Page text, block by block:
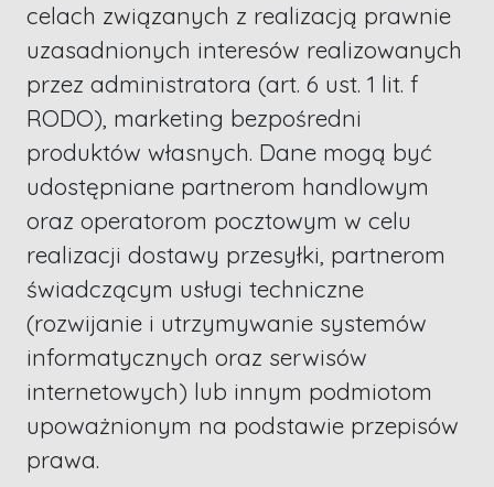
celach związanych z realizacją prawnie
uzasadnionych interesów realizowanych
przez administratora (art. 6 ust. 1 lit. f
RODO), marketing bezpośredni
produktów własnych. Dane mogą być
udostępniane partnerom handlowym
oraz operatorom pocztowym w celu
realizacji dostawy przesyłki, partnerom
świadczącym usługi techniczne
(rozwijanie i utrzymywanie systemów
informatycznych oraz serwisów
internetowych) lub innym podmiotom
upoważnionym na podstawie przepisów
prawa.